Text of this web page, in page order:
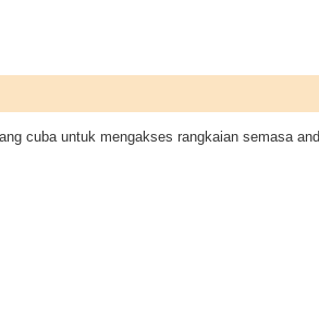
cuba untuk mengakses rangkaian semasa